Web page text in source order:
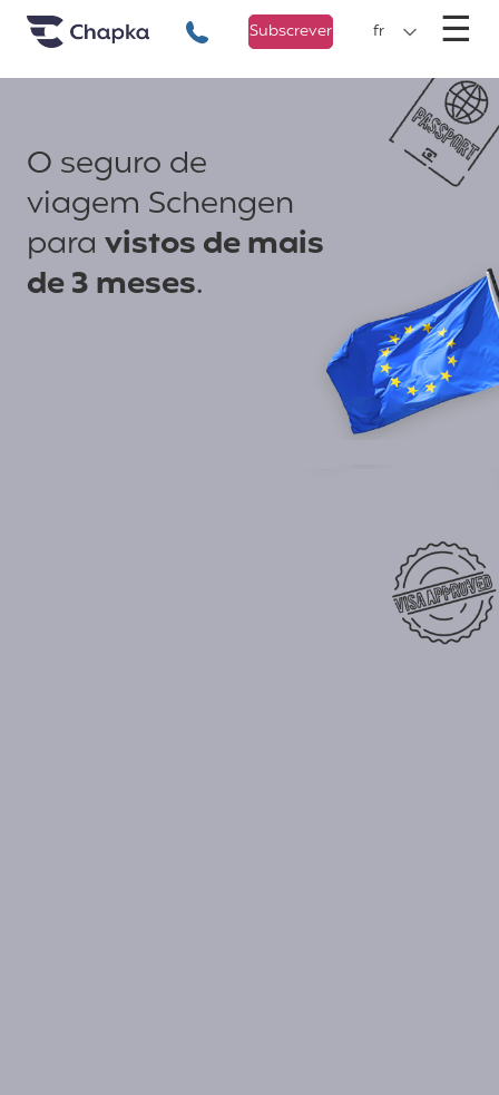
Chapka Seguro Viagem
+351 800 50 01 71
Subscrever fr ☰
O seguro de
viagem Schengen
para vistos de mais
de 3 meses.